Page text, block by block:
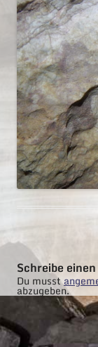
Schreibe
Du musst
abzugeben.